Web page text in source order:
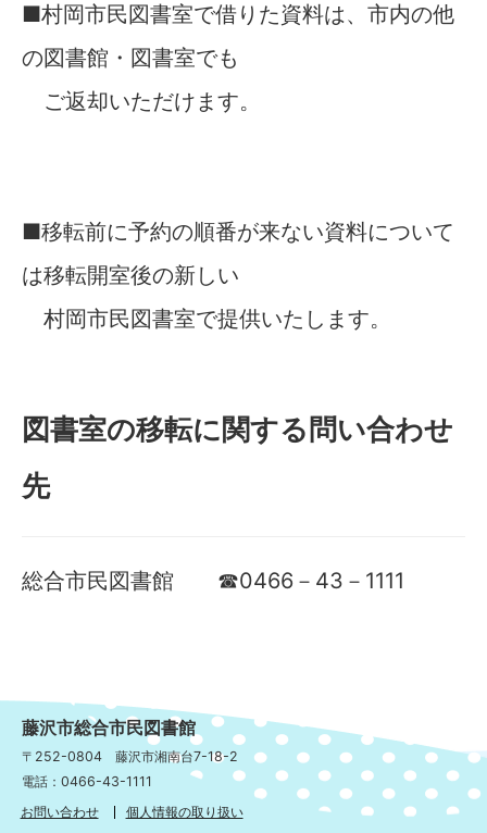
■村岡市民図書室で借りた資料は、市内の他
の図書館・図書室でも
ご返却いただけます。
■移転前に予約の順番が来ない資料について
は移転開室後の新しい
村岡市民図書室で提供いたします。
図書室の移転に関する問い合わせ
先
総合市民図書館 ☎0466－43－1111
藤沢市総合市民図書館
〒252-0804 藤沢市湘南台7-18-2
電話：0466-43-1111
お問い合わせ
個人情報の取り扱い